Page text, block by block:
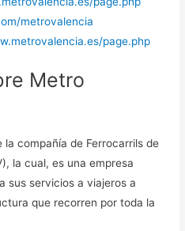
metrovalencia
page.php
Metro
compañía de Ferrocarrils de
la cual, es una empresa
sus servicios a viajeros a
que recorren por toda la